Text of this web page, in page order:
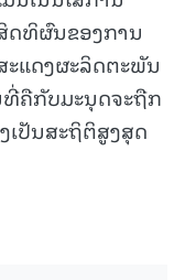
ດທິຜົນຂອງການ
ະແດງຜະລິດຕະພັນ
ຄືກັບມະນຸດຈະຖືກ
ເປັນສະຖິຕິສູງສຸດ